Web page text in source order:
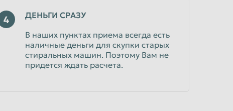
4
ДЕНЬГИ СРАЗУ
В наших пунктах приема всегда есть
наличные деньги для скупки старых
стиральных машин. Поэтому Вам не
придется ждать расчета.